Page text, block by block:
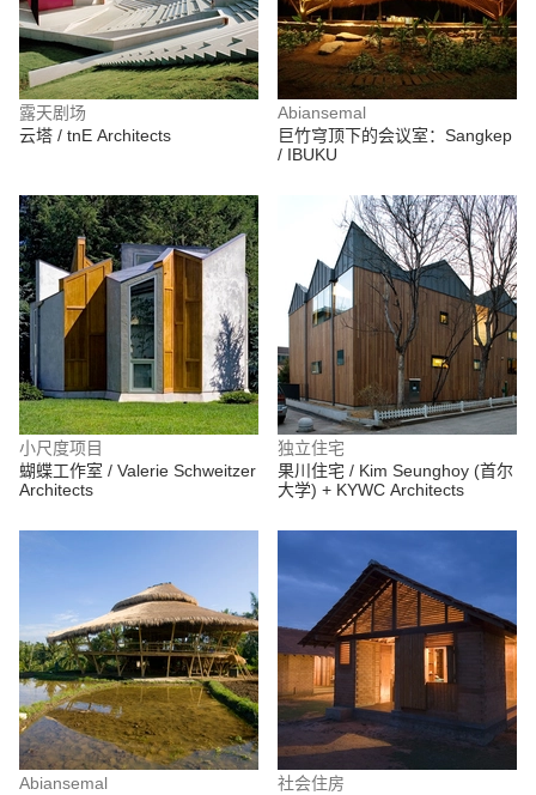
露天剧场
云塔 / tnE Architects
Abiansemal
巨竹穹顶下的会议室：Sangkep
/ IBUKU
小尺度项目
蝴蝶工作室 / Valerie Schweitzer
Architects
独立住宅
果川住宅 / Kim Seunghoy (首尔
大学) + KYWC Architects
Abiansemal
社会住房